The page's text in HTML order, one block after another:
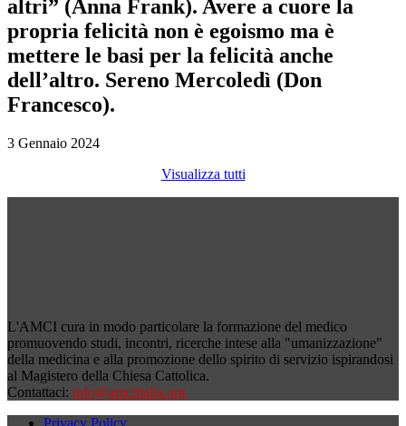
altri” (Anna Frank). Avere a cuore la
propria felicità non è egoismo ma è
mettere le basi per la felicità anche
dell’altro. Sereno Mercoledì (Don
Francesco).
3 Gennaio 2024
Visualizza tutti
L'AMCI cura in modo particolare la formazione del medico
promuovendo studi, incontri, ricerche intese alla "umanizzazione"
della medicina e alla promozione dello spirito di servizio ispirandosi
al Magistero della Chiesa Cattolica.
Contattaci: info@amciitalia.org
Privacy Policy